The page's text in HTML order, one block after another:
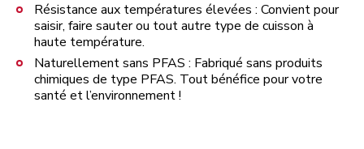
Résistance aux températures élevées : Convient pour
saisir, faire sauter ou tout autre type de cuisson à
haute température.
Naturellement sans PFAS : Fabriqué sans produits
chimiques de type PFAS. Tout bénéfice pour votre
santé et l’environnement !